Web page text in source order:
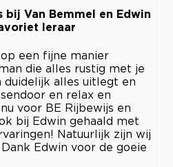
Van Bemmel en Edwin
leraar
een fijne manier
die alles rustig met je
duidelijk alles uitlegt en
en relax en
voor BE Rijbewijs en
bij Edwin gehaald met
Natuurlijk zijn wij
Edwin voor de goeie